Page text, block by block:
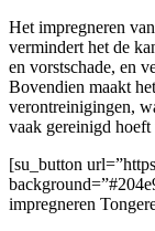
Het impregneren
vermindert het de
en vorstschade, en
Bovendien maakt
verontreinigingen,
vaak gereinigd hoeft
[su_button
impregneren